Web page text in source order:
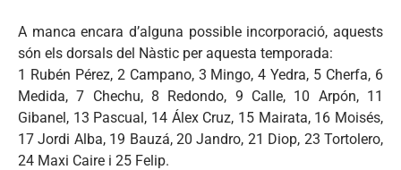
A manca encara d’alguna possible incorporació, aquests
són els dorsals del Nàstic per aquesta temporada:
1 Rubén Pérez, 2 Campano, 3 Mingo, 4 Yedra, 5 Cherfa, 6
Medida, 7 Chechu, 8 Redondo, 9 Calle, 10 Arpón, 11
Gibanel, 13 Pascual, 14 Álex Cruz, 15 Mairata, 16 Moisés,
17 Jordi Alba, 19 Bauzá, 20 Jandro, 21 Diop, 23 Tortolero,
24 Maxi Caire i 25 Felip.